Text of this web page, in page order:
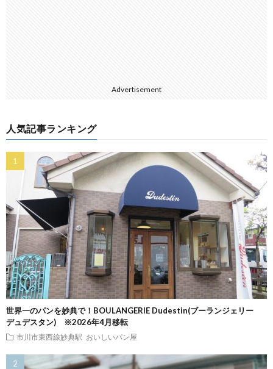
Advertisement
人気記事ランキング
世界一のパンを妙典で！BOULANGERIE Dudestin(ブーランジェリー
デュデスタン) ※2026年4月移転
市川市東西線妙典駅 おいしいパン屋